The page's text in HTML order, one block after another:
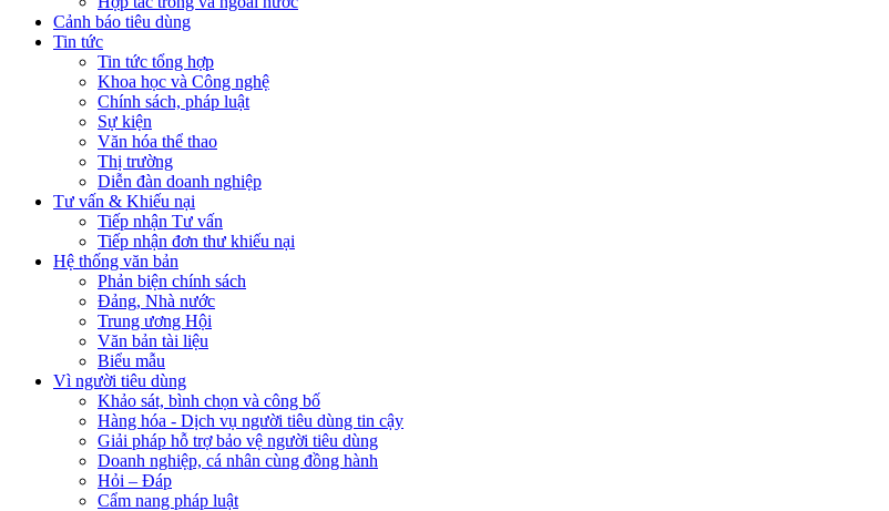
Cảnh báo tiêu dùng
Tin tức
Tin tức tổng hợp
Khoa học và Công nghệ
Chính sách, pháp luật
Sự kiện
Văn hóa thể thao
Thị trường
Diễn đàn doanh nghiệp
Tư vấn & Khiếu nại
Tiếp nhận Tư vấn
Tiếp nhận đơn thư khiếu nại
Hệ thống văn bản
Phản biện chính sách
Đảng, Nhà nước
Trung ương Hội
Văn bản tài liệu
Biểu mẫu
Vì người tiêu dùng
Khảo sát, bình chọn và công bố
Hàng hóa - Dịch vụ người tiêu dùng tin cậy
Giải pháp hỗ trợ bảo vệ người tiêu dùng
Doanh nghiệp, cá nhân cùng đồng hành
Hỏi – Đáp
Cẩm nang pháp luật